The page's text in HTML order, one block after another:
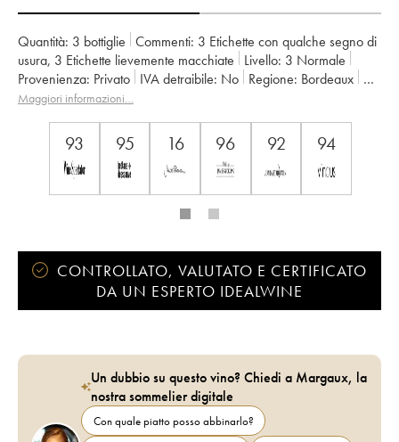
Quantità: 3 bottiglie Commenti: 3 Etichette con qualche segno di
usura, 3 Etichette lievemente macchiate Livello: 3 Normale
Provenienza:
privato IVA detraibile: no Regione:
Bordeaux
Denominazione: Saint-Julien
Maggiori informazioni…
93 95 16 96 92 94
CONTROLLATO, VALUTATO E CERTIFICATO
DA UN ESPERTO IDEALWINE
Un dubbio su questo vino? Chiedi a Margaux, la
nostra sommelier digitale
Con quale piatto posso abbinarlo?